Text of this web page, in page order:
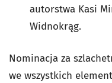
autorstwa Kasi
Widnokrąg.
Nominacja za
we wszystkich